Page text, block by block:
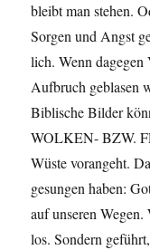
bleibt man ste­hen.
Sor­gen und Angst
lich. Wenn
Auf­bruch geblasen
Bib­lis­che Bilder
WOLKEN- BZW.
Wüste vor­ange­ht.
gesun­gen haben:
auf unseren
los. Son­dern